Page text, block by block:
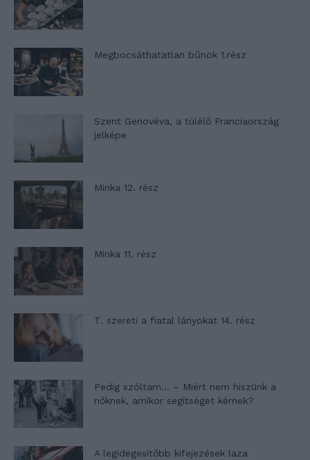
Megbocsáthatatlan bűnök 1.rész
Szent Genovéva, a túlélő Franciaország
jelképe
Minka 12. rész
Minka 11. rész
T. szereti a fiatal lányokat 14. rész
Pedig szóltam… – Miért nem hiszünk a
nőknek, amikor segítséget kérnek?
A legidegesítőbb kifejezések laza